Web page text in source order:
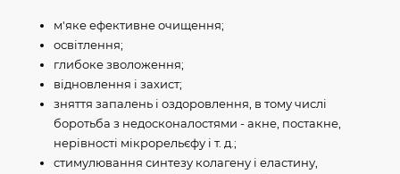
м'яке ефективне очищення;
освітлення;
глибоке зволоження;
відновлення і захист;
зняття запалень і оздоровлення, в тому числі
боротьба з недосконалостями - акне, постакне,
нерівності мікрорельєфу і т. д.;
стимулювання синтезу колагену і еластину,